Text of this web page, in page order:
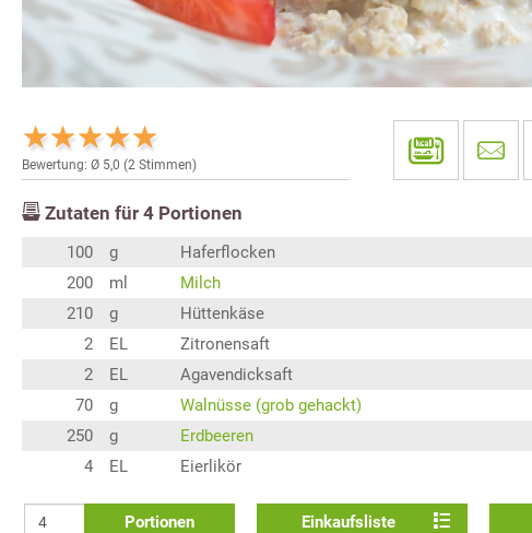
Bewertung: Ø 5,0 (2 Stimmen)
Zutaten für 4 Portionen
100 g
Haferflocken
200
ml
Milch
210
g
Hüttenkäse
2
EL
Zitronensaft
2
EL
Agavendicksaft
70
g
Walnüsse (grob gehackt)
250
g
Erdbeeren
4
EL Eierlikör
Portionen Einkaufsliste